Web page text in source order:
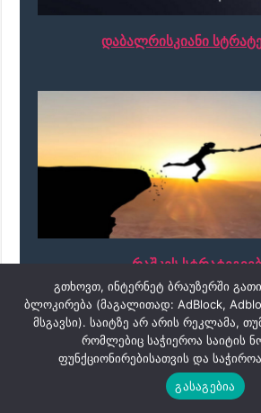
დაბალრისკიანი
რაშკეს
გთხოვთ, ინტერნეტ ბრაუზერში
ბლოკირება (მაგალითად: AdBlock,
მსგავსი). საიტზე არ არის რეკლამა,
რომლებიც საჭიეროა საიტის
ფუნქციონირებისათვის და
გასაგებია